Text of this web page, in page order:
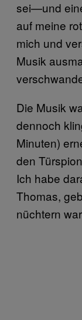
sei—und
auf meine
mich und
Musik
Die Musik
dennoch
Minuten)
den
Ich habe
Thomas,
nüchtern